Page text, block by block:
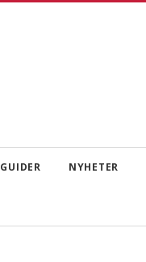
GUIDER NYHETER